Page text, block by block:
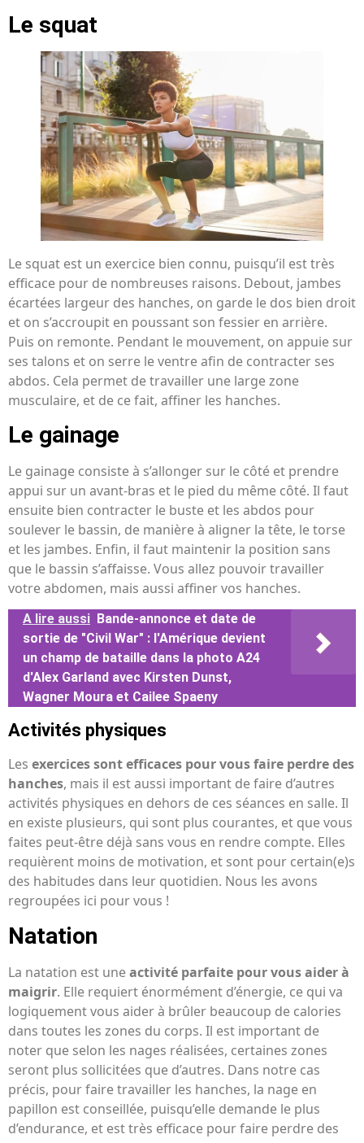
Le squat
Le squat est un exercice bien connu, puisqu’il est très
efficace pour de nombreuses raisons. Debout, jambes
écartées largeur des hanches, on garde le dos bien droit
et on s’accroupit en poussant son fessier en arrière.
Puis on remonte. Pendant le mouvement, on appuie sur
ses talons et on serre le ventre afin de contracter ses
abdos. Cela permet de travailler une large zone
musculaire, et de ce fait, affiner les hanches.
Le gainage
Le gainage consiste à s’allonger sur le côté et prendre
appui sur un avant-bras et le pied du même côté. Il faut
ensuite bien contracter le buste et les abdos pour
soulever le bassin, de manière à aligner la tête, le torse
et les jambes. Enfin, il faut maintenir la position sans
que le bassin s’affaisse. Vous allez pouvoir travailler
votre abdomen, mais aussi affiner vos hanches.
A lire aussi Bande-annonce et date de
sortie de "Civil War" : l'Amérique devient
un champ de bataille dans la photo A24
d'Alex Garland avec Kirsten Dunst,
Wagner Moura et Cailee Spaeny
Activités physiques
Les exercices sont efficaces pour vous faire perdre des
hanches, mais il est aussi important de faire d’autres
activités physiques en dehors de ces séances en salle. Il
en existe plusieurs, qui sont plus courantes, et que vous
faites peut-être déjà sans vous en rendre compte. Elles
requièrent moins de motivation, et sont pour certain(e)s
des habitudes dans leur quotidien. Nous les avons
regroupées ici pour vous !
Natation
La natation est uneactivité parfaite pour vous aider à
maigrir. Elle requiert énormément d’énergie, ce qui va
logiquement vous aider à brûler beaucoup de calories
dans toutes les zones du corps. Il est important de
noter que selon les nages réalisées, certaines zones
seront plus sollicitées que d’autres. Dans notre cas
précis, pour faire travailler les hanches, la nage en
papillon est conseillée, puisqu’elle demande le plus
d’endurance, et est très efficace pour faire perdre des